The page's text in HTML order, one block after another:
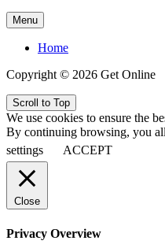
Menu
Home
Copyright © 2026 Get Online
Scroll to Top
We use cookies to ensure the
By continuing browsing, you
settings
ACCEPT
Close
Privacy Overview